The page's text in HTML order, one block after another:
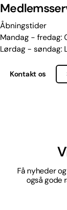
Åbningstider
Mandag - fredag:
Lørdag - søndag:
Kontakt os
Få nyheder
også gode